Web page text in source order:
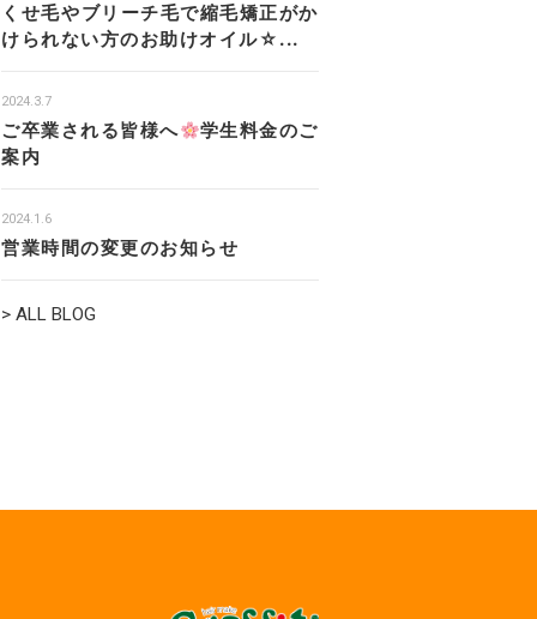
くせ毛やブリーチ毛で縮毛矯正がか
けられない方のお助けオイル☆...
2024.3.7
ご卒業される皆様へ
学生料金のご
案内
2024.1.6
営業時間の変更のお知らせ
> ALL BLOG